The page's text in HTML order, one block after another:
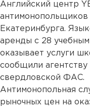
Английский центр
Екатеринбурга.
аренды с 28
оказывает услуги
сообщили
свердловской ФАС.
Антимонопольная
рыночных цен на